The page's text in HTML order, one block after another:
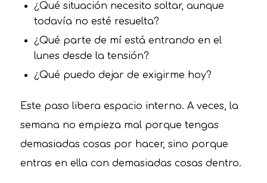
¿Qué situación necesito soltar, aunque
todavía no esté resuelta?
¿Qué parte de mí está entrando en el
lunes desde la tensión?
¿Qué puedo dejar de exigirme hoy?
Este paso libera espacio interno. A veces, la
semana no empieza mal porque tengas
demasiadas cosas por hacer, sino porque
entras en ella con demasiadas cosas dentro.